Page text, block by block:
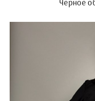
Черное